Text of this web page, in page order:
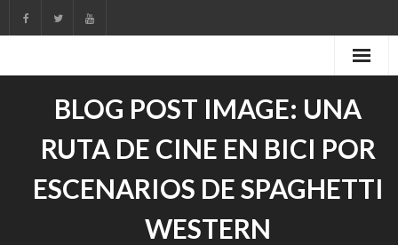
to
BLOG POST IMAGE: UNA
RUTA DE CINE EN BICI POR
ESCENARIOS DE SPAGHETTI
WESTERN